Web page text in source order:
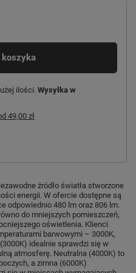
koszyka
ilości Wysyłka w
49,00 zł
źródło światła stworzone
energii. W ofercie dostępne są
odpowiednio 480 lm oraz 806 lm.
do mniejszych pomieszczeń,
oświetlenia. Klienci
barwowymi – 3000K,
idealnie sprawdzi się w
atmosferę. Neutralna (4000K) to
a zimna (6000K)